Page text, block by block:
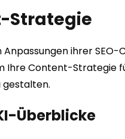
Strategie
ihrer
Ihre Content-Strategie
Überblicke